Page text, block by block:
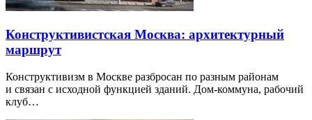
Конструктивистская Москва: архитектурный
маршрут
Конструктивизм в Москве разбросан по разным районам
и связан с исходной функцией зданий. Дом-коммуна, рабочий
клуб…